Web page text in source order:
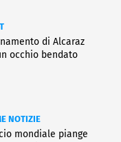
di Alcaraz
occhio bendato
NOTIZIE
mondiale piange